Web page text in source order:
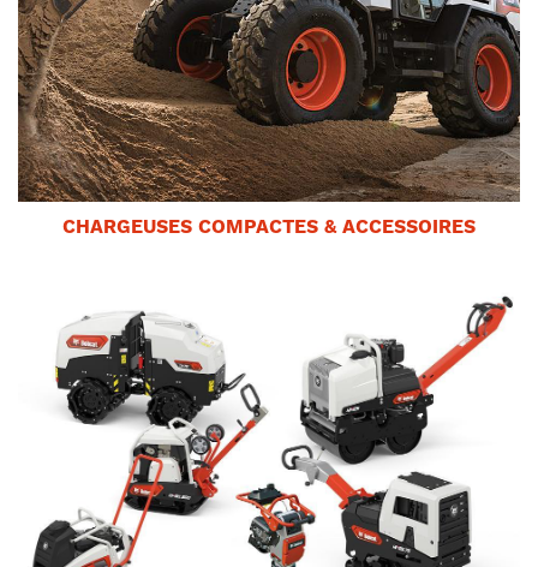
CHARGEUSES COMPACTES & ACCESSOIRES